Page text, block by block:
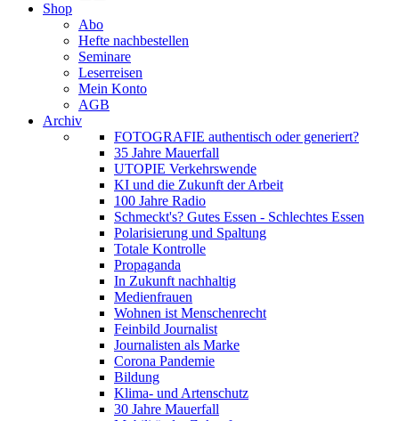
Shop
Abo
Hefte nachbestellen
Seminare
Leserreisen
Mein Konto
AGB
Archiv
FOTOGRAFIE authentisch oder generiert?
35 Jahre Mauerfall
UTOPIE Verkehrswende
KI und die Zukunft der Arbeit
100 Jahre Radio
Schmeckt's? Gutes Essen - Schlechtes Essen
Polarisierung und Spaltung
Totale Kontrolle
Propaganda
In Zukunft nachhaltig
Medienfrauen
Wohnen ist Menschenrecht
Feinbild Journalist
Journalisten als Marke
Corona Pandemie
Bildung
Klima- und Artenschutz
30 Jahre Mauerfall